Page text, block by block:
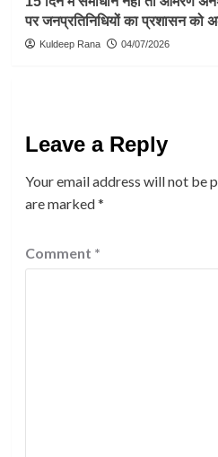
पर जनप्रतिनिधियों का प्रशासन को
Kuldeep Rana 04/07/2026
Leave a Reply
Your email address will not be
are marked*
Comment *